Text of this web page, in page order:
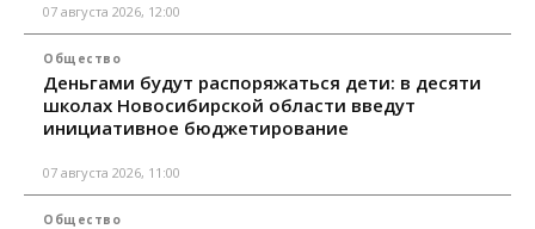
07 августа 2026, 12:00
Общество
Деньгами будут распоряжаться дети: в десяти
школах Новосибирской области введут
инициативное бюджетирование
07 августа 2026, 11:00
Общество